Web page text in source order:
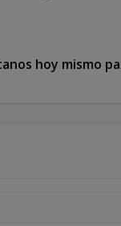
hoy mismo